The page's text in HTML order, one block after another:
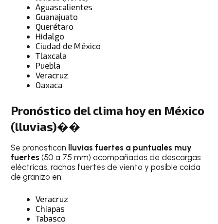
Aguascalientes
Guanajuato
Querétaro
Hidalgo
Ciudad de México
Tlaxcala
Puebla
Veracruz
Oaxaca
Pronóstico del clima hoy en México
(lluvias)��
Se pronostican lluvias fuertes a puntuales muy
fuertes (50 a 75 mm) acompañadas de descargas
eléctricas, rachas fuertes de viento y posible caída
de granizo en:
Veracruz
Chiapas
Tabasco